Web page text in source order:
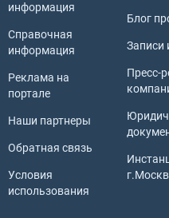
информация
Справочная
информация
Реклама на
портале
Наши партнеры
Обратная связь
Условия
использования
Блог
Записи
Пресс-